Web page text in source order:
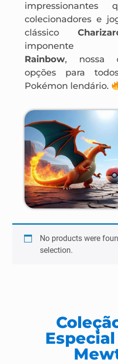
impressionantes
colecionadores e
clássico
imponente
Rainbow, nossa
opções para
Pokémon lendário.
No products were
selection.